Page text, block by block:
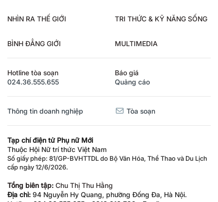
NHÌN RA THẾ GIỚI TRI THỨC & KỸ NĂNG SỐNG
BÌNH ĐẲNG GIỚI MULTIMEDIA
Hotline tòa soạn
024.36.555.655
Báo giá
Quảng cáo
Thông tin doanh nghiệp Tòa soạn
Tạp chí điện tử Phụ nữ Mới
Thuộc Hội Nữ trí thức Việt Nam
Số giấy phép: 81/GP-BVHTTDL do Bộ Văn Hóa, Thể Thao và Du Lịch
cấp ngày 12/6/2026.
Tổng biên tập: Chu Thị Thu Hằng
Địa chỉ: 94 Nguyễn Hy Quang, phường Đống Đa, Hà Nội.